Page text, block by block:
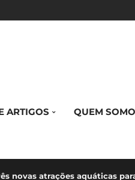
ARTIGOS QUEM
novas atrações aquáticas